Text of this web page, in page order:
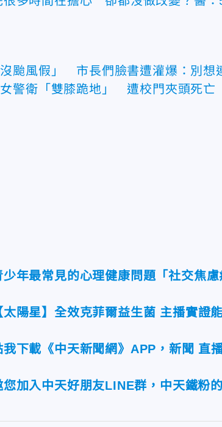
颱風假」 市長們臉書遭灌爆：別想
警衛「雙膝跪地」 遭校門夾頭死亡
少年最常見的心理健康問題「社交焦
太陽星】全效克菲爾益生菌 主播實證
我下載《中天新聞網》APP，新聞 直
您加入中天好朋友LINE群，中天鐵粉